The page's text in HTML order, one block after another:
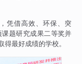
凭借高效、环保、突
题研究成果二等奖并
最好成绩的学校。